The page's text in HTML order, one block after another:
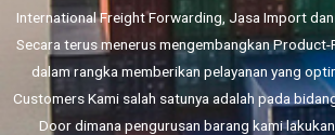
International Freight Forwarding, Jasa Importdan
Secara terus menerus mengembangkan
dalam rangka memberikan pelayanan yang
Customers Kami salah satunya adalah pada
Door dimana pengurusan barang kami